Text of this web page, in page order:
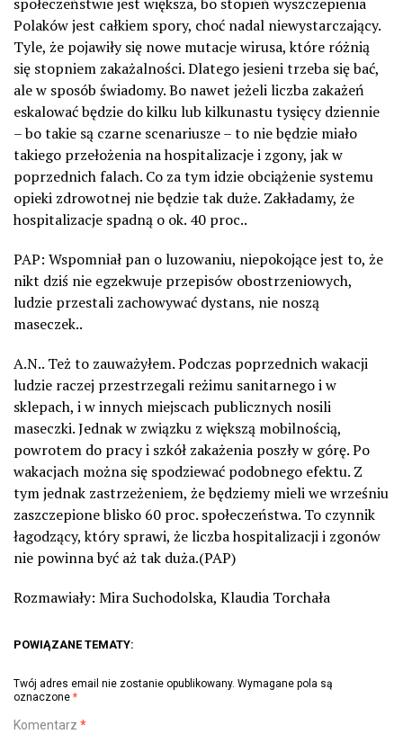
Polaków jest całkiem spory, choć nadal niewystarczający.
Tyle, że pojawiły się nowe mutacje wirusa, które różnią
się stopniem zakażalności. Dlatego jesieni trzeba się bać,
ale w sposób świadomy. Bo nawet jeżeli liczba zakażeń
eskalować będzie do kilku lub kilkunastu tysięcy dziennie
– bo takie są czarne scenariusze – to nie będzie miało
takiego przełożenia na hospitalizacje i zgony, jak w
poprzednich falach. Co za tym idzie obciążenie systemu
opieki zdrowotnej nie będzie tak duże. Zakładamy, że
hospitalizacje spadną o ok. 40 proc..
PAP: Wspomniał pan o luzowaniu, niepokojące jest to, że
nikt dziś nie egzekwuje przepisów obostrzeniowych,
ludzie przestali zachowywać dystans, nie noszą
maseczek..
A.N.. Też to zauważyłem. Podczas poprzednich wakacji
ludzie raczej przestrzegali reżimu sanitarnego i w
sklepach, i w innych miejscach publicznych nosili
maseczki. Jednak w związku z większą mobilnością,
powrotem do pracy i szkół zakażenia poszły w górę. Po
wakacjach można się spodziewać podobnego efektu. Z
tym jednak zastrzeżeniem, że będziemy mieli we wrześniu
zaszczepione blisko 60 proc. społeczeństwa. To czynnik
łagodzący, który sprawi, że liczba hospitalizacji i zgonów
nie powinna być aż tak duża.(PAP)
Rozmawiały: Mira Suchodolska, Klaudia Torchała
POWIĄZANE TEMATY:
Twój adres email nie zostanie opublikowany. Wymagane pola są
oznaczone *
Komentarz *